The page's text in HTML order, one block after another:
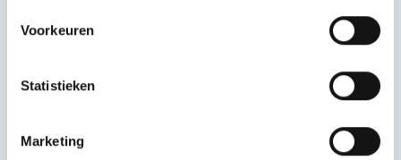
Voorkeuren
Statistieken
Marketing